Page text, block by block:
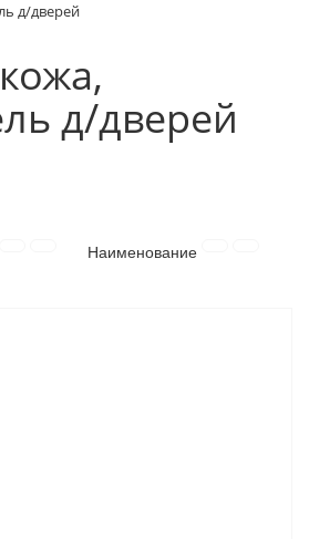
ИЗДЕЛИЯ
д/дверей
д/дверей
Наименование